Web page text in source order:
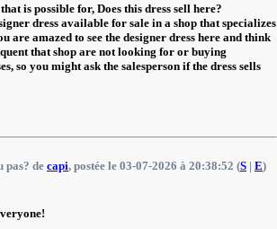
is possible for, Does this dress sell here?
dress available for sale in a shop that specializes
are amazed to see the designer dress here and think
that shop are not looking for or buying
so you might ask the salesperson if the dress sells
pas? de capi, postée le 03-07-2026 à 20:38:52 (S | E)